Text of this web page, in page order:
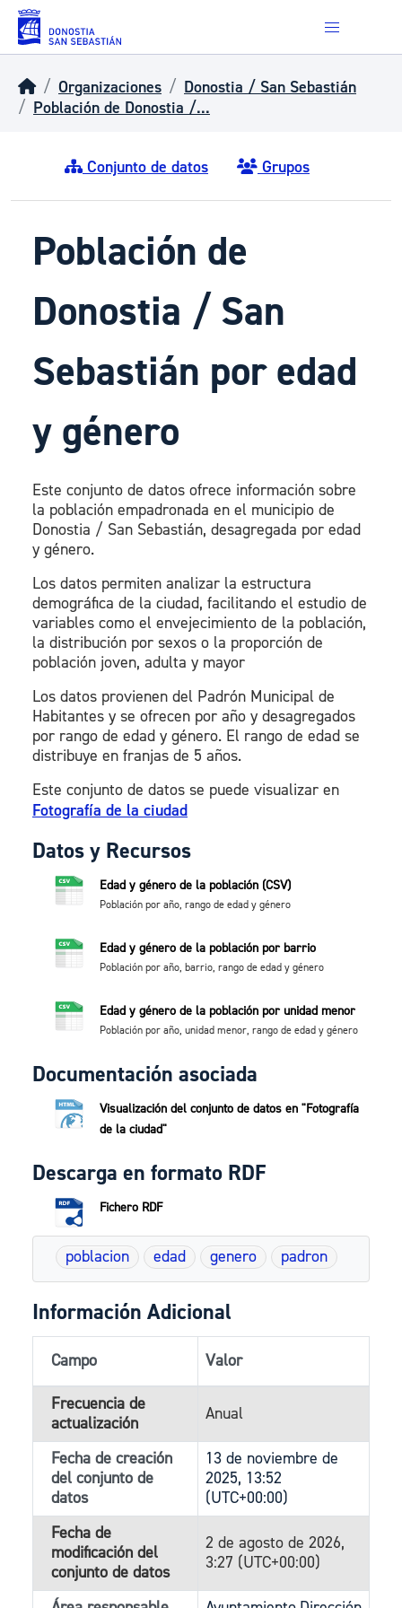
Skip to main content
Organizaciones
Donostia / San Sebastián
Población de Donostia /...
Conjunto de datos Grupos
Población de
Donostia / San
Sebastián por edad
y género
Este conjunto de datos ofrece información sobre
la población empadronada en el municipio de
Donostia / San Sebastián, desagregada por edad
y género.
Los datos permiten analizar la estructura
demográfica de la ciudad, facilitando el estudio de
variables como el envejecimiento de la población,
la distribución por sexos o la proporción de
población joven, adulta y mayor
Los datos provienen del Padrón Municipal de
Habitantes y se ofrecen por año y desagregados
por rango de edad y género. El rango de edad se
distribuye en franjas de 5 años.
Este conjunto de datos se puede visualizar en
Fotografía de la ciudad
Datos y Recursos
Edad y género de la población (CSV)
Población por año, rango de edad y género
Edad y género de la población por barrio
Población por año, barrio, rango de edad y género
Edad y género de la población por unidad menor
Población por año, unidad menor, rango de edad y género
Documentación asociada
Visualización del conjunto de datos en "Fotografía
de la ciudad"
Descarga en formato RDF
Fichero RDF
poblacion edad genero padron
Información Adicional
Campo Valor
Frecuencia de
actualización
Anual
Fecha de creación
del conjunto de
datos
13 de noviembre de
2025, 13:52
(UTC+00:00)
Fecha de
modificación del
conjunto de datos
2 de agosto de 2026,
3:27 (UTC+00:00)